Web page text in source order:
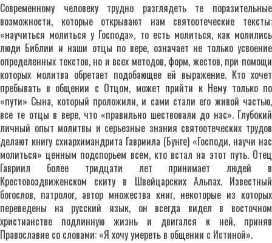
Современному человеку трудно разглядеть те поразительные
возможности, которые открывают нам святоотеческие тексты:
«научиться молиться у Господа», то есть молиться, как молились
люди Библии и наши отцы по вере, означает не только усвоение
определенных текстов, но и всех методов, форм, жестов, при помощи
которых молитва обретает подобающее ей выражение. Кто хочет
пребывать в общении с Отцом, может прийти к Нему только по
«пути» Сына, который проложили, и сами стали его живой частью,
все те отцы в вере, что «правильно шествовали до нас». Глубокий
личный опыт молитвы и серьезные знания святоотеческих трудов
делают книгу схиархимандрита Гавриила (Бунге) «Господи, научи нас
молиться» ценным подспорьем всем, кто встал на этот путь. Отец
Гавриил более тридцати лет принимает людей в
Крестовоздвиженском скиту в Швейцарских Альпах. Известный
богослов, патролог, автор множества книг, некоторые из которых
переведены на русский язык, он всегда видел в восточном
христианстве подлинную жизнь и двигался к ней, приняв
Православие со словами: «Я хочу умереть в общении с Истиной».